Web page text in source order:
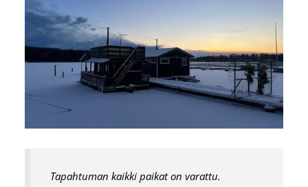
Tapahtuman kaikki paikat on varattu.